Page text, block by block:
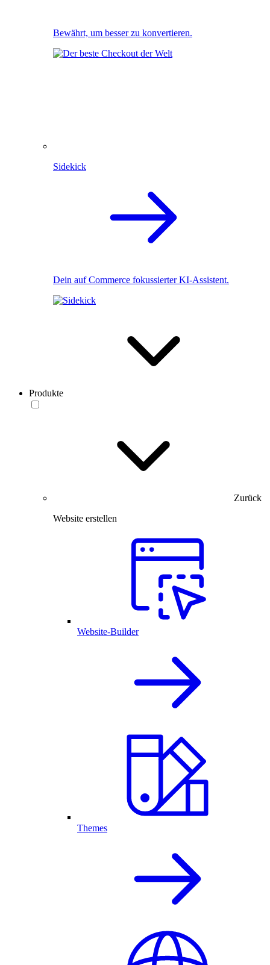
Bewährt, um besser zu konvertieren.
Sidekick
Dein auf Commerce fokussierter KI-Assistent.
Produkte
Zurück
Website erstellen
Website-Builder
Themes